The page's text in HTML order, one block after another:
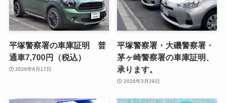
平塚警察署の車庫証明 普
通車7,700円（税込）
2026年6月17日
平塚警察署・大磯警察署・
茅ヶ崎警察署の車庫証明、
承ります。
2026年3月29日